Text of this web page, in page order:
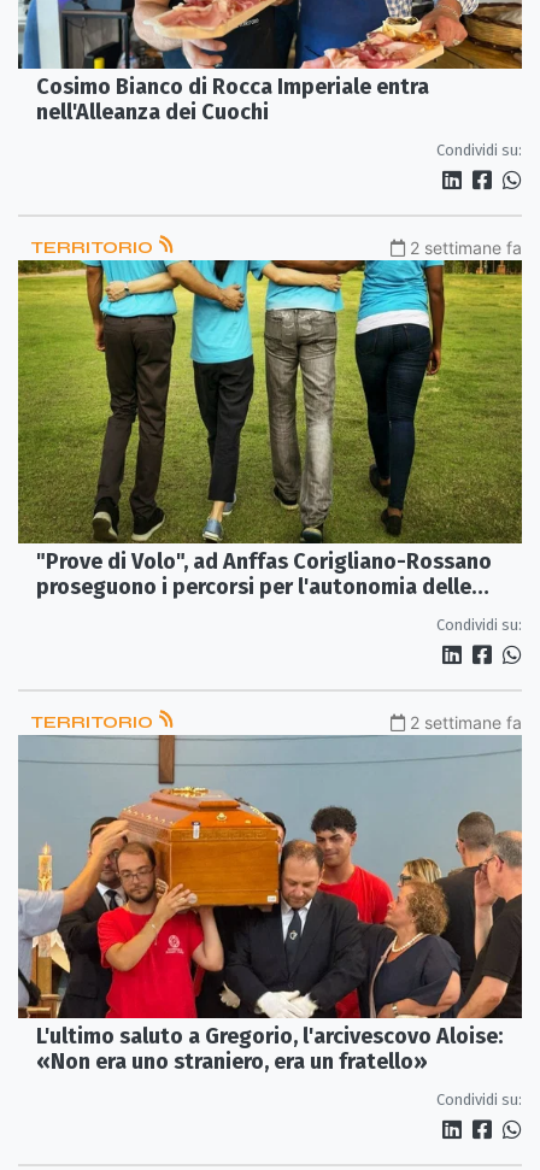
Cosimo Bianco di Rocca Imperiale entra
nell'Alleanza dei Cuochi
Condividi su:
TERRITORIO 2 settimane fa
"Prove di Volo", ad Anffas Corigliano-Rossano
proseguono i percorsi per l'autonomia delle
Condividi su:
TERRITORIO 2 settimane fa
L'ultimo saluto a Gregorio, l'arcivescovo Aloise:
«Non era uno straniero, era un fratello»
Condividi su: